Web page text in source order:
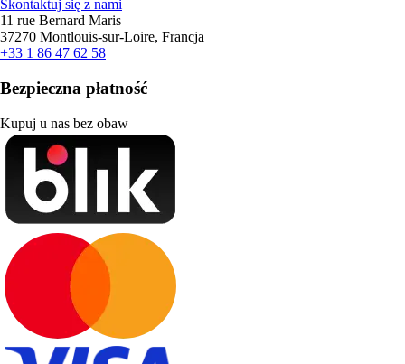
Skontaktuj się z nami
11 rue Bernard Maris
37270 Montlouis-sur-Loire, Francja
+33 1 86 47 62 58
Bezpieczna płatność
Kupuj u nas bez obaw